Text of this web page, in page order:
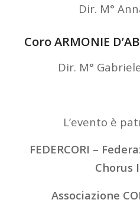
Dir. M°
Coro ARMONIE
Dir. M°
L’evento è
FEDERCORI –
Chorus
Associazione